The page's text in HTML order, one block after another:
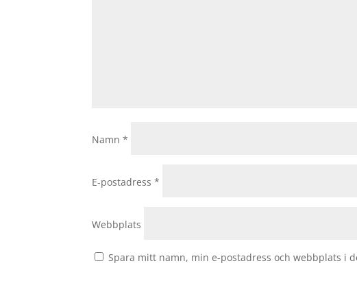
Namn*
E-postadress*
Webbplats
Spara mitt namn, min e-postadress och webbplats i